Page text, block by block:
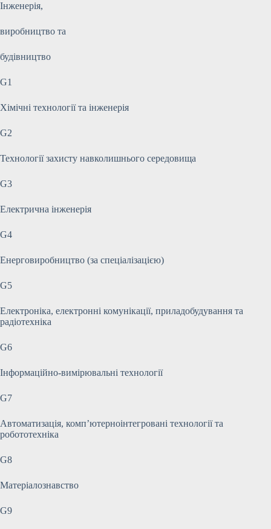
Інженерія,
виробництво та
будівництво
G1
Хімічні технології та інженерія
G2
Технології захисту навколишнього середовища
G3
Електрична інженерія
G4
Енерговиробництво (за спеціалізацією)
G5
Електроніка, електронні комунікації, приладобудування та
радіотехніка
G6
Інформаційно-вимірювальні технології
G7
Автоматизація, комп’ютерноінтегровані технології та
робототехніка
G8
Матеріалознавство
G9